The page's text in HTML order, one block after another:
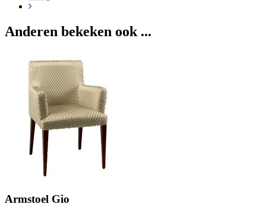
Anderen bekeken ook ...
Armstoel Gio